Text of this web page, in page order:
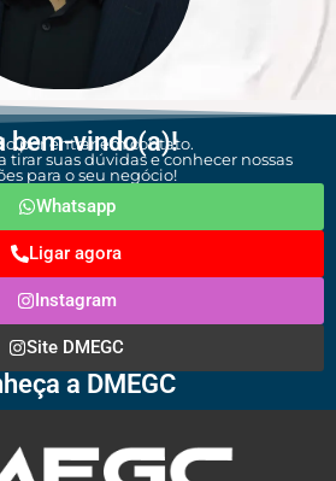
bem-vindo(a)!
por entrar em contato.
tirar suas dúvidas e conhecer nossas
para o seu negócio!
Whatsapp
Ligar agora
Instagram
Site DMEGC
a DMEGC